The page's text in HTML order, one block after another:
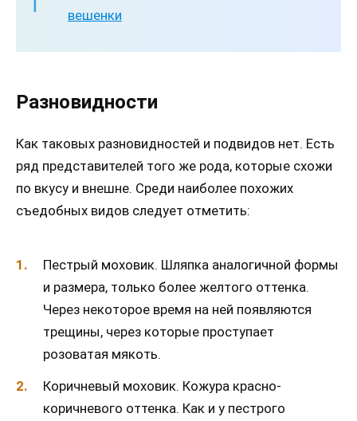
вешенки
Разновидности
Как таковых разновидностей и подвидов нет. Есть
ряд представителей того же рода, которые схожи
по вкусу и внешне. Среди наиболее похожих
съедобных видов следует отметить:
Пестрый моховик. Шляпка аналогичной формы
и размера, только более желтого оттенка.
Через некоторое время на ней появляются
трещины, через которые проступает
розоватая мякоть.
Коричневый моховик. Кожура красно-
коричневого оттенка. Как и у пестрого